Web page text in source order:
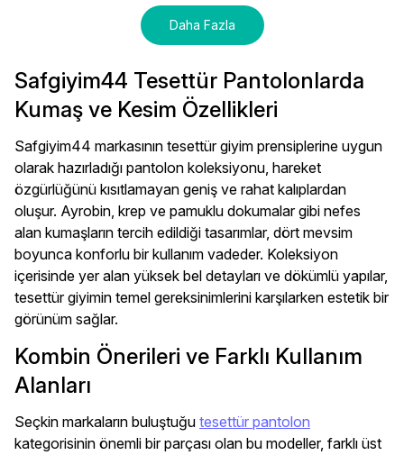
Daha Fazla
Safgiyim44 Tesettür Pantolonlarda
Kumaş ve Kesim Özellikleri
Safgiyim44 markasının tesettür giyim prensiplerine uygun
olarak hazırladığı pantolon koleksiyonu, hareket
özgürlüğünü kısıtlamayan geniş ve rahat kalıplardan
oluşur. Ayrobin, krep ve pamuklu dokumalar gibi nefes
alan kumaşların tercih edildiği tasarımlar, dört mevsim
boyunca konforlu bir kullanım vadeder. Koleksiyon
içerisinde yer alan yüksek bel detayları ve dökümlü yapılar,
tesettür giyimin temel gereksinimlerini karşılarken estetik bir
görünüm sağlar.
Kombin Önerileri ve Farklı Kullanım
Alanları
Seçkin markaların buluştuğu tesettür pantolon
kategorisinin önemli bir parçası olan bu modeller, farklı üst